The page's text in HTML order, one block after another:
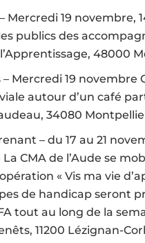
Mercredi 19 novembre,
publics des
48000
Mercredi 19
autour d’un café
34080
– du 17 au 21
CMA de l’Aude se
« Vis ma vie
de handicap seront
tout au long de la
11200 Lézignan-